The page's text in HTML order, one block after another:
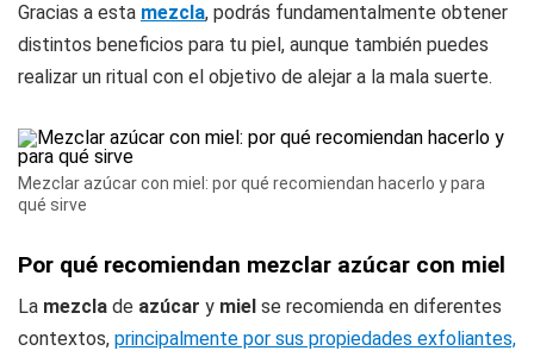
Gracias a esta mezcla, podrás fundamentalmente obtener
distintos beneficios para tu piel, aunque también puedes
realizar un ritual con el objetivo de alejar a la mala suerte.
Mezclar azúcar con miel: por qué recomiendan hacerlo y para
qué sirve
Por qué recomiendan mezclar azúcar con miel
La mezcla de azúcar y miel se recomienda en diferentes
contextos, principalmente por sus propiedades exfoliantes,